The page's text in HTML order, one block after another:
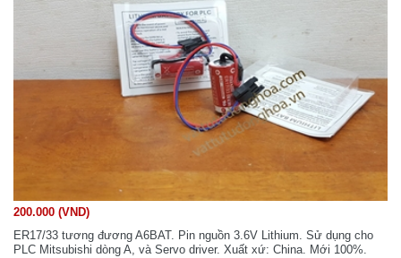
200.000 (VND)
ER17/33 tương đương A6BAT. Pin nguồn 3.6V Lithium. Sử dụng cho
PLC Mitsubishi dòng A, và Servo driver. Xuất xứ: China. Mới 100%.